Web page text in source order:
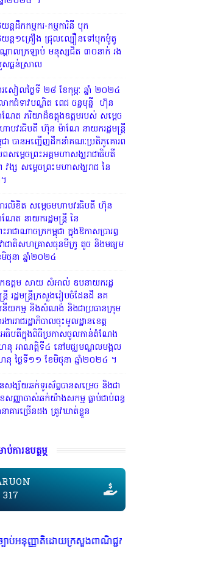
យន្តដឹកកម្មករ-កម្មការិនី បុក
យន្ត១គ្រឿង ជ្រុលល្បឿនទៅបុកម៉ូតូ
តាលក្រឡាប់ មនុស្សជិត ៣០នាក់ រង
សធ្ងន់ស្រាល
រសៀលថ្ងៃទី ២៨ ខែកុម្ភៈ ឆ្នាំ ២០២៤
កជំទាវបណ្ឌិត ពេជ ចន្ទមុន្នី ហ៊ុន
ណែត ភរិយាដ៏ឧត្តុងឧត្តមរបស់ សម្តេច
ាបវរធិបតី ហ៊ុន ម៉ាណែ នាយករដ្ឋមន្រ្តី
ជា បានអញ្ជើញដឹកនាំគណៈប្រតិភូគោរព
ពសម្តេចព្រះអគ្គមហាសង្ឃរាជាធិបតី
វង្ស សម្តេចព្រះមហាសង្ឃរាជ នៃ
រលិខិត សម្តេចមហាបវរធិបតី ហ៊ុន
ណែត នាយករដ្ឋមន្ត្រី នៃ
ះរាជាណាចក្រកម្ពុជា ក្នុងឱកាសប្រារព្ធ
ាជាតិសហគ្រាសធុនមីក្រូ តូច និងមធ្យម
ថុនា ឆ្នាំ២០២៤
ឧត្តម សាយ សំអាល់ ឧបនាយករដ្ឋ
ត្រី រដ្ឋមន្ត្រីក្រសួងរៀបចំដែនដី នគ
នីយកម្ម និងសំណង់ និងជាប្រធានក្រុម
រងាររាជរដ្ឋាភិបាលចុះមូលដ្ឋានខេត្ត
ធិបតីក្នុងពិធីប្រកាសចូលកាន់តំណែង
សីហនុ អាណត្តិទី៤ នៅមជ្ឈមណ្ឌលមង្គល
នុ ថ្ងៃទី១១ ខែមិថុនា ឆ្នាំ២០២៤ ។
សង្ស័យឆក់ទូរស័ព្ទបានសម្រេច និងជា
សញ្ញាចាស់ឆក់យ៉ាងសកម្ម​ ធ្លាប់ជាប់ពន្ធ
នាគារច្រេីនដង ត្រូវឃាត់ខ្លួន
ារឧបត្ថម្ភ
ពាណិជ្ជកម្ម ក្រសួងការងារ ក្រសួងព័ត៌មាន * ក្រមសិលធម៌